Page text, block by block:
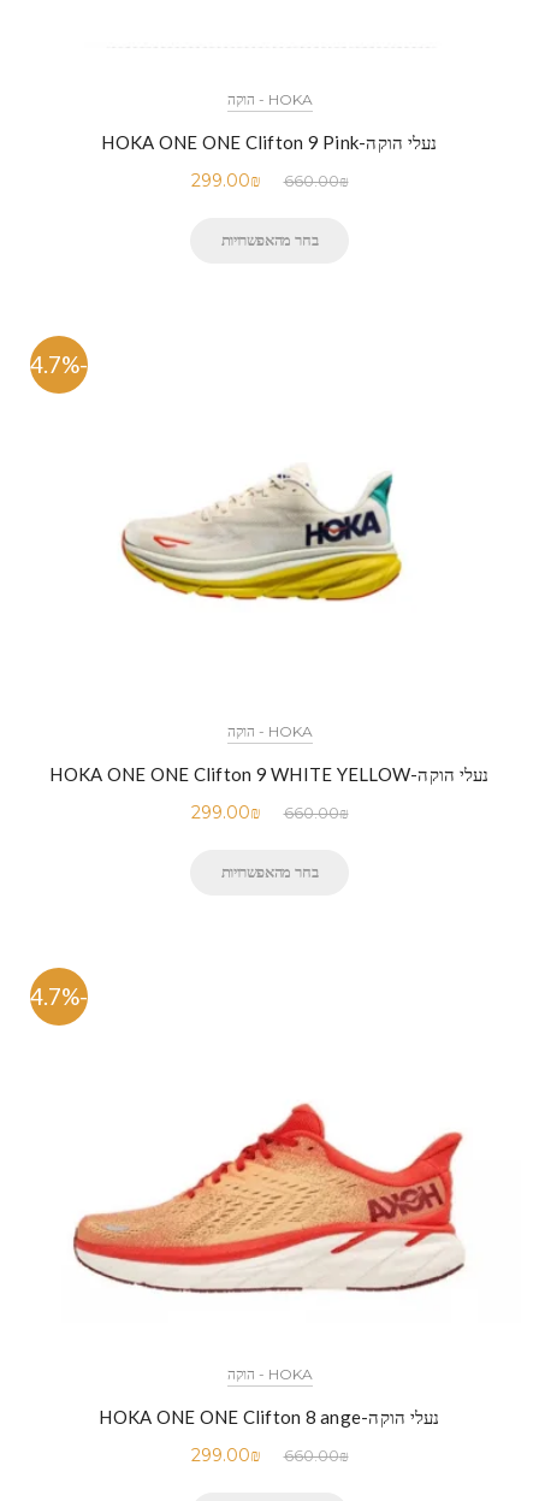
HOKA - הוקה
נעלי הוקה-HOKA ONE ONE Clifton 9 Pink
660.00₪
299.00₪
בחר מהאפשרויות
-54.7%
HOKA - הוקה
נעלי הוקה-HOKA ONE ONE Clifton 9 WHITE YELLOW
660.00₪
299.00₪
בחר מהאפשרויות
-54.7%
HOKA - הוקה
נעלי הוקה-HOKA ONE ONE Clifton 8 ange
660.00₪
299.00₪